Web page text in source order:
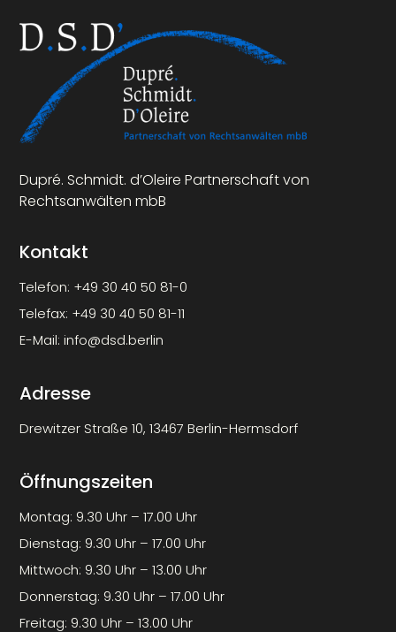
Dupré. Schmidt. d’Oleire Partnerschaft von
Rechtsanwälten mbB
Kontakt
Telefon: +49 30 40 50 81-0
Telefax: +49 30 40 50 81-11
E-Mail:info@dsd.berlin
Adresse
Drewitzer Straße 10, 13467 Berlin-Hermsdorf
Öffnungszeiten
Montag: 9.30 Uhr – 17.00 Uhr
Dienstag: 9.30 Uhr – 17.00 Uhr
Mittwoch: 9.30 Uhr – 13.00 Uhr
Donnerstag: 9.30 Uhr – 17.00 Uhr
Freitag: 9.30 Uhr – 13.00 Uhr